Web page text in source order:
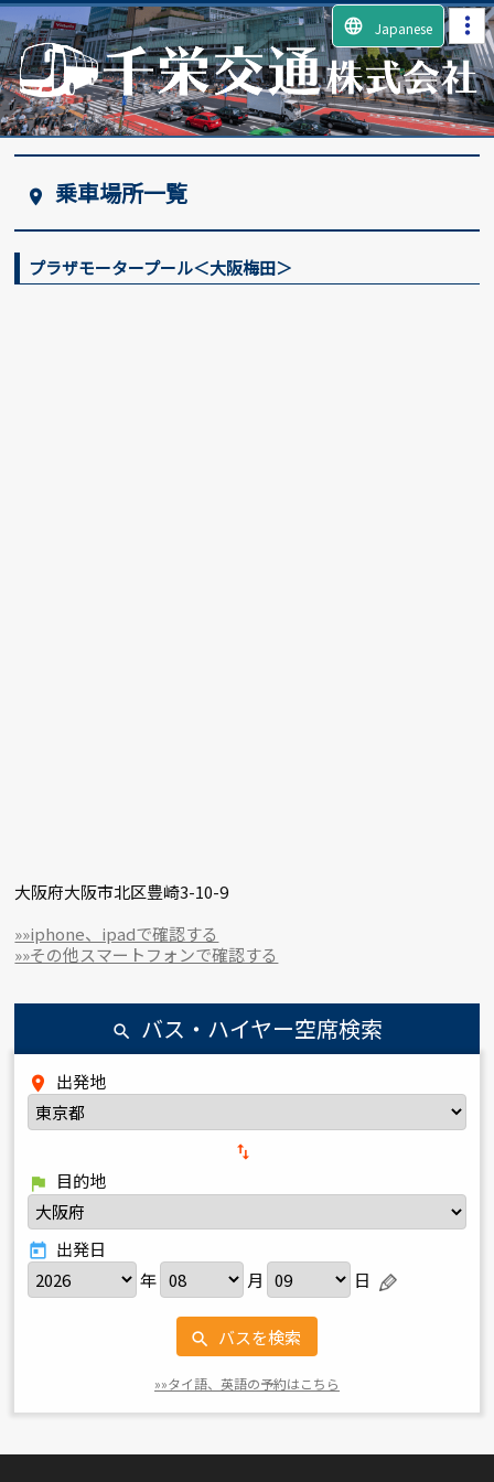
search バス・ハイヤー空席検索
place 出発地
import_export
flag
目的地
today 出発日
年
月 日
search バスを検索
»»タイ語、英語の予約はこちら
place 乗車場所一覧
プラザモータープール＜大阪梅田＞
大阪府大阪市北区豊崎3-10-9
»»iphone、ipadで確認する
»»その他スマートフォンで確認する
language Japanese